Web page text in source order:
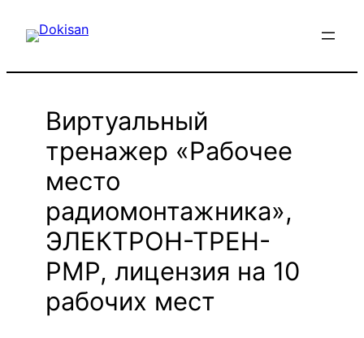
Виртуальный
тренажер «Рабочее
место
радиомонтажника»,
ЭЛЕКТРОН-ТРЕН-
РМР, лицензия на 10
рабочих мест